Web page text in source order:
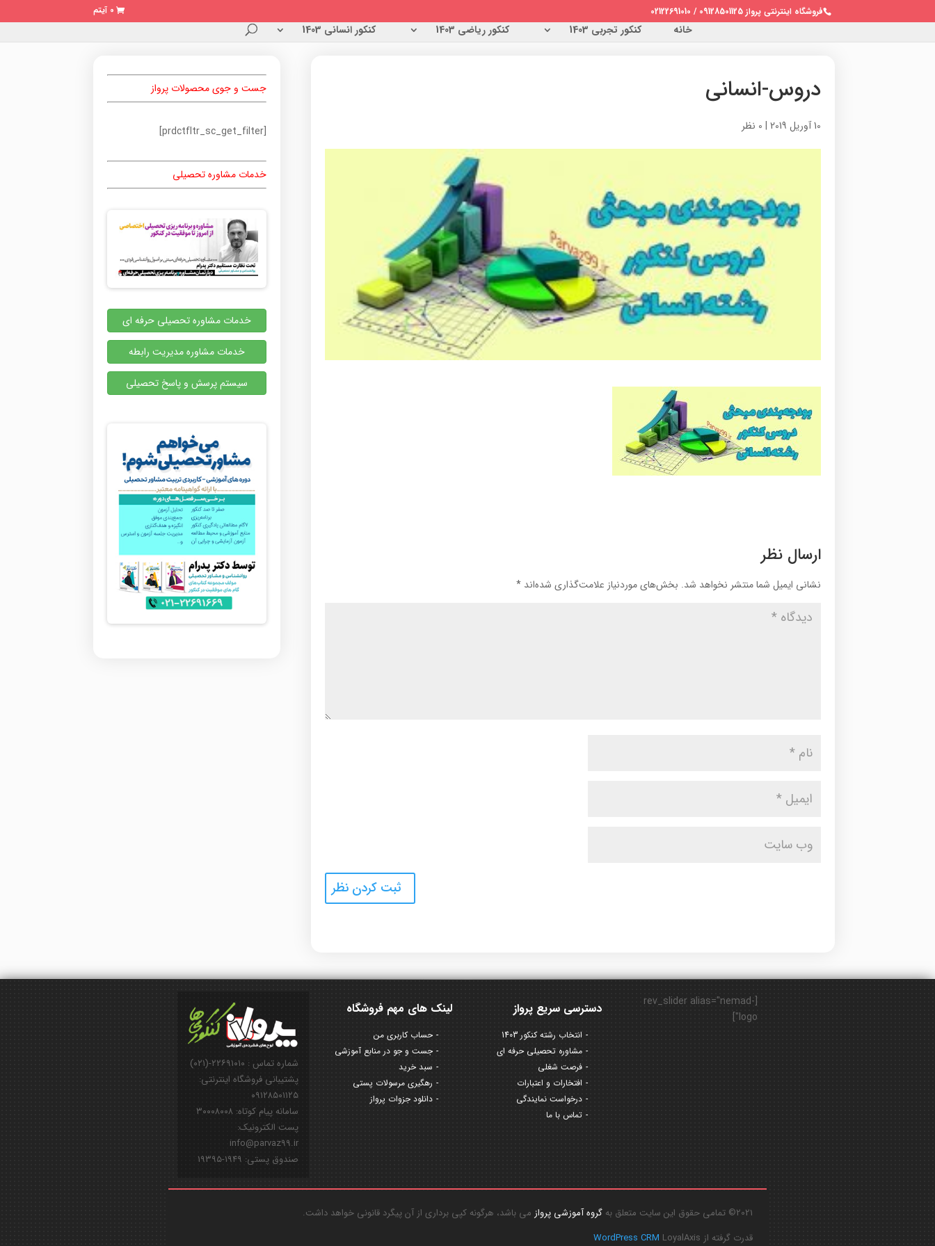
فروشگاه اینترنتی پرواز 09128501125 / 02122691010 0 آیتم
خانه کنکور تجربی 1403 کنکور ریاضی 1403 کنکور انسانی 1403
دروس-انسانی
10 آوریل 2019 | 0 نظر
ارسال نظر
نشانی ایمیل شما منتشر نخواهد شد. بخش‌های موردنیاز علامت‌گذاری شده‌اند*
جست و جوی محصولات پرواز
[prdctfltr_sc_get_filter]
خدمات مشاوره تحصیلی
خدمات مشاوره تحصیلی حرفه ای
خدمات مشاوره مدیریت رابطه
سیستم پرسش و پاسخ تحصیلی
شماره تماس : ۲۲۶۹۱۰۱۰-(۰۲۱)
پشتیبانی فروشگاه اینترنتی:
۰۹۱۲۸۵۰۱۱۲۵
سامانه پیام کوتاه: ۳۰۰۰۸۰۰۸
پست الکترونیک:
info@parvaz99.ir
صندوق پستی: ۱۹۴۹-۱۹۳۹۵
لینک های مهم فروشگاه
حساب کاربری من
جست و جو در منابع آموزشی
سبد خرید
رهگیری مرسولات پستی
دانلود جزوات پرواز
دسترسی سریع پرواز
انتخاب رشته کنکور 1403
مشاوره تحصیلی حرفه ای
فرصت شغلی
افتخارات و اعتبارات
درخواست نمایندگی
تماس با ما
[rev_slider alias="nemad-
logo"]
2021© تمامی حقوق این سایت متعلق به گروه آموزشی پرواز می باشد، هرگونه کپی برداری از آن پیگرد قانونی خواهد داشت.
قدرت گرفته از
WordPress CRM LoyalAxis